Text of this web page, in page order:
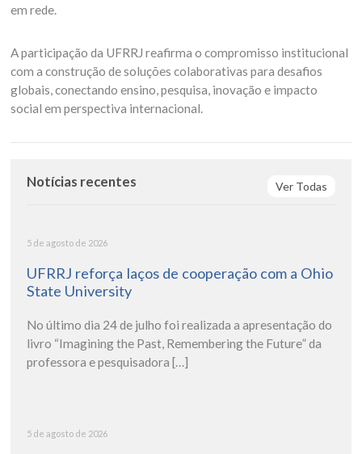
em rede.
A participação da UFRRJ reafirma o compromisso institucional
com a construção de soluções colaborativas para desafios
globais, conectando ensino, pesquisa, inovação e impacto
social em perspectiva internacional.
Ver Todas
Notícias recentes
5 de agosto de 2026
UFRRJ reforça laços de cooperação com a Ohio
State University
No último dia 24 de julho foi realizada a apresentação do
livro “Imagining the Past, Remembering the Future” da
professora e pesquisadora […]
5 de agosto de 2026